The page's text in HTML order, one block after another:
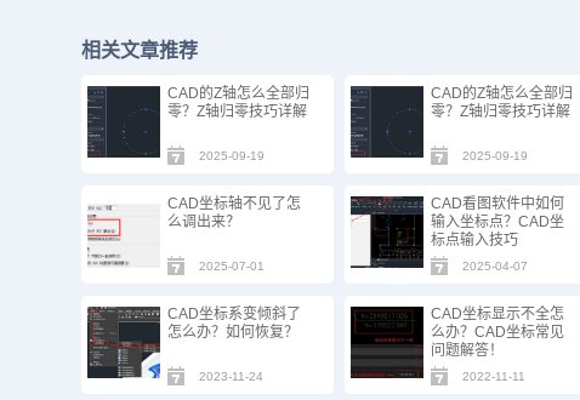
相关文章推荐
CAD的Z轴怎么全部归
零？Z轴归零技巧详解
2025-09-19
CAD的Z轴怎么全部归
零？Z轴归零技巧详解
2025-09-19
CAD坐标轴不见了怎
么调出来？
2025-07-01
CAD看图软件中如何
输入坐标点？CAD坐
标点输入技巧
2025-04-07
CAD坐标系变倾斜了
怎么办？如何恢复？
2023-11-24
CAD坐标显示不全怎
么办？CAD坐标常见
问题解答！
2022-11-11